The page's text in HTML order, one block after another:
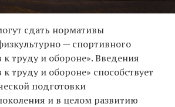
сдать нормативы
— спортивного
к труду и обороне». Введения
труду и обороне» способствует
подготовки
и в целом развитию